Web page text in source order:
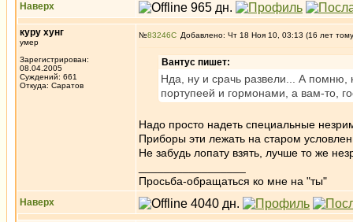
Наверх
куру хунг
умер
Зарегистрирован:
08.04.2005
Суждений: 661
Откуда: Саратов
№83246 Добавлено: Чт 18 Ноя 10, 03:13 (16 лет
Вантус пишет:
Нда, ну и срачь развели... А помню,
портупеей и гормонами, а вам-то,
Надо просто надеть специальные
Приборы эти лежать на старом
Не забудь лопату взять, лучше то же
Просьба-обращаться ко мне на "ты"
Наверх